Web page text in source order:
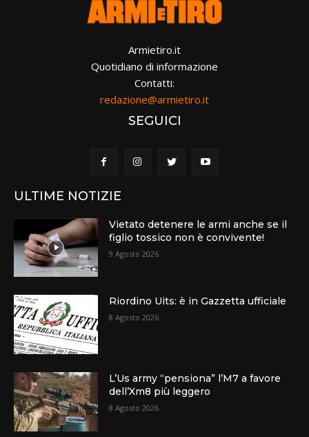
Armietiro.it
Quotidiano di informazione
Contatti:
redazione@armietiro.it
SEGUICI
ULTIME NOTIZIE
Vietato detenere le armi anche se il
figlio tossico non è convivente!
9 Agosto 2026
Riordino Uits: è in Gazzetta ufficiale
8 Agosto 2026
L’Us army “pensiona” l’M7 a favore
dell’Xm8 più leggero
8 Agosto 2026